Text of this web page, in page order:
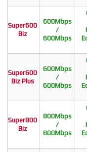
Super600
Biz
600Mbps
/
600Mbps
Super600
Biz Plus
600Mbps
/
600Mbps
Super800
Biz
800Mbps
/
800Mbps